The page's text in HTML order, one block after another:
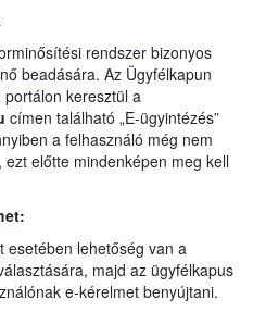
rendszer bizonyos
beadására. Az Ügyfélkapun
keresztül a
címen található „E-ügyintézés”
a felhasználó még nem
előtte mindenképen meg kell
esetében lehetőség van a
majd az ügyfélkapus
e-kérelmet benyújtani.